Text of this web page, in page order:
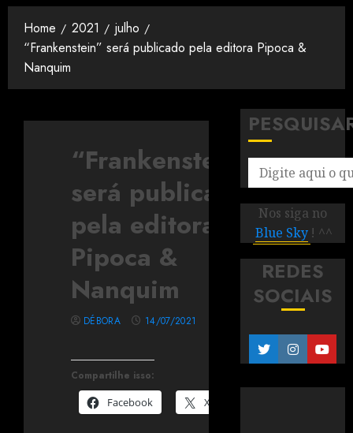
Home 2021
julho
“Frankenstein” será publicado pela editora Pipoca &
Nanquim
“Frankenstein”
será publicado
pela editora
Pipoca &
Nanquim
Compartilhe isso:
Facebook
X
DÉBORA 14/07/2021
Nos siga no
Blue Sky ! ^^
REDES
SOCIAIS